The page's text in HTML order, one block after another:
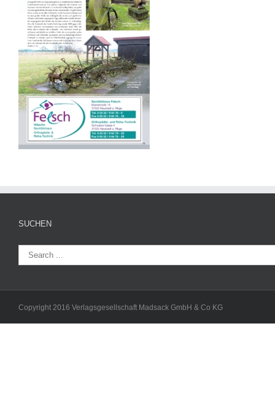
SUCHEN
Copyright 2016 Verlagsgesellschaft Madsack GmbH & Co KG